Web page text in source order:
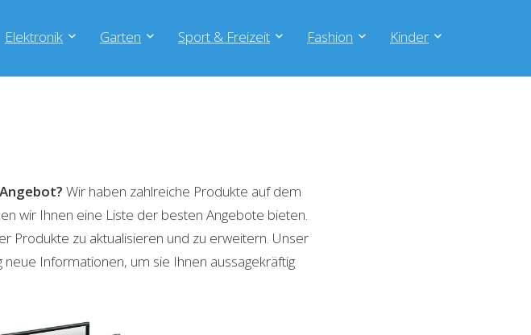
Elektronik Garten Sport & Freizeit Fashion Kinder
Angebot? Wir haben zahlreiche Produkte auf dem
wir Ihnen eine Liste der besten Angebote bieten.
Produkte zu aktualisieren und zu erweitern. Unser
Informationen, um sie Ihnen aussagekräftig